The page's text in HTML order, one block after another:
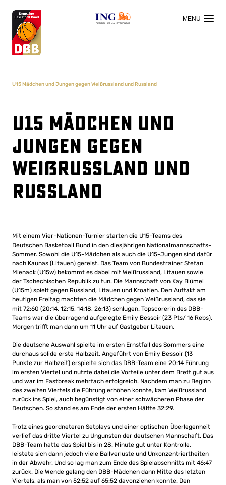
OFFIZIELLER HAUPTSPONSOR
U15 Mädchen und Jungen gegen Weißrussland und Russland
U15 Mädchen und
Jungen gegen
Weißrussland und
Russland
Mit einem Vier-Nationen-Turnier starten die U15-Teams des
Deutschen Basketball Bund in den diesjährigen Nationalmannschafts-
Sommer. Sowohl die U15-Mädchen als auch die U15-Jungen sind dafür
nach Kaunas (Litauen) gereist. Das Team von Bundestrainer Stefan
Mienack (U15w) bekommt es dabei mit Weißrussland, Litauen sowie
der Tschechischen Republik zu tun. Die Mannschaft von Kay Blümel
(U15m) spielt gegen Russland, Litauen und Kroatien. Den Auftakt am
heutigen Freitag machten die Mädchen gegen Weißrussland, das sie
mit 72:60 (20:14, 12:15, 14:18, 26:13) schlugen. Topscorerin des DBB-
Teams war die überragend aufgelegte Emily Bessoir (23 Pts/ 16 Rebs).
Morgen trifft man dann um 11 Uhr auf Gastgeber Litauen.
Die deutsche Auswahl spielte im ersten Ernstfall des Sommers eine
durchaus solide erste Halbzeit. Angeführt von Emily Bessoir (13
Punkte zur Halbzeit) erspielte sich das DBB-Team eine 20:14 Führung
im ersten Viertel und nutzte dabei die Vorteile unter dem Brett gut aus
und war im Fastbreak mehrfach erfolgreich. Nachdem man zu Beginn
des zweiten Viertels die Führung erhöhen konnte, kam Weißrussland
zurück ins Spiel, auch begünstigt von einer schwächeren Phase der
Deutschen. So stand es am Ende der ersten Hälfte 32:29.
Trotz eines geordneteren Setplays und einer optischen Überlegenheit
verlief das dritte Viertel zu Ungunsten der deutschen Mannschaft. Das
DBB-Team hatte das Spiel bis in 28. Minute gut unter Kontrolle,
leistete sich dann jedoch viele Ballverluste und Unkonzentriertheiten
in der Abwehr. Und so lag man zum Ende des Spielabschnitts mit 46:47
zurück. Die Wende gelang den DBB-Mädchen dann Mitte des letzten
Viertels, als man von 52:52 auf 65:52 davonziehen konnte. Den